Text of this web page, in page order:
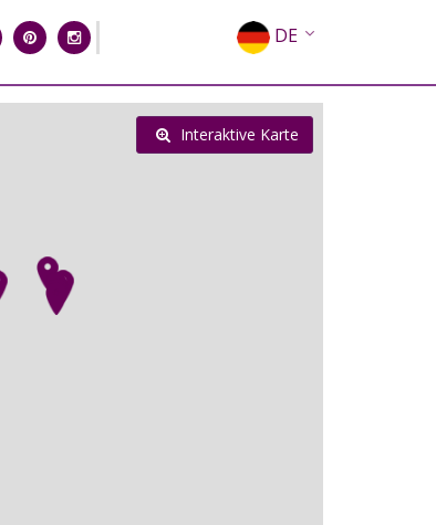
DE
EN
EL
Interaktive Karte